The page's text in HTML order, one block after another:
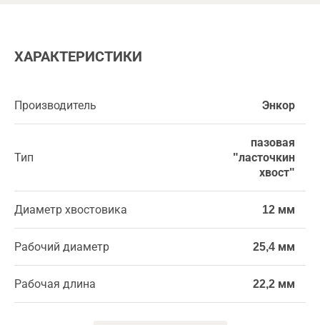
ХАРАКТЕРИСТИКИ
Производитель Энкор
Тип
пазовая
"ласточкин
хвост"
Диаметр хвостовика 12 мм
Рабочий диаметр 25,4 мм
Рабочая длина 22,2 мм